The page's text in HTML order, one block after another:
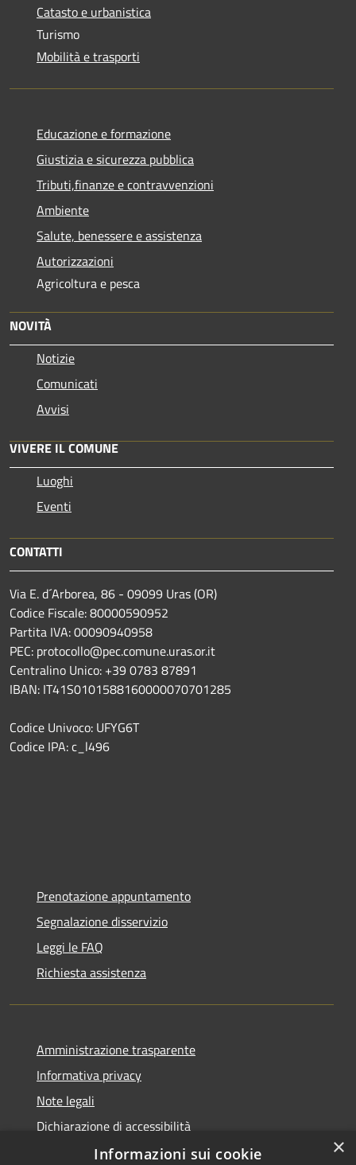
Catasto e urbanistica
Turismo
Mobilità e trasporti
Educazione e formazione
Giustizia e sicurezza pubblica
Tributi,finanze e contravvenzioni
Ambiente
Salute, benessere e assistenza
Autorizzazioni
Agricoltura e pesca
NOVITÀ
Notizie
Comunicati
Avvisi
VIVERE IL COMUNE
Luoghi
Eventi
CONTATTI
Via E. d´Arborea, 86 - 09099 Uras (OR)
Codice Fiscale: 80000590952
Partita IVA: 00090940958
PEC: protocollo@pec.comune.uras.or.it
Centralino Unico: +39 0783 87891
IBAN: IT41S0101588160000070701285
Codice Univoco: UFYG6T
Codice IPA: c_l496
Prenotazione appuntamento
Segnalazione disservizio
Leggi le FAQ
Richiesta assistenza
Amministrazione trasparente
Informativa privacy
Note legali
Dichiarazione di accessibilità
×
Informazioni sui cookie